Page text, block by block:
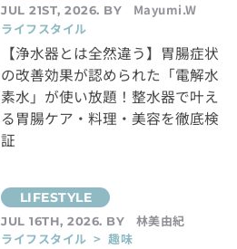
JUL 21ST, 2026. BY
Mayumi.W
ライフスタイル
【浄水器とは全然違う】胃腸症状
の改善効果が認められた「電解水
素水」が使い放題！整水器で叶え
る胃腸ケア・料理・美容を徹底検
証
JUL 16TH, 2026. BY
林美由紀
ライフスタイル > 趣味